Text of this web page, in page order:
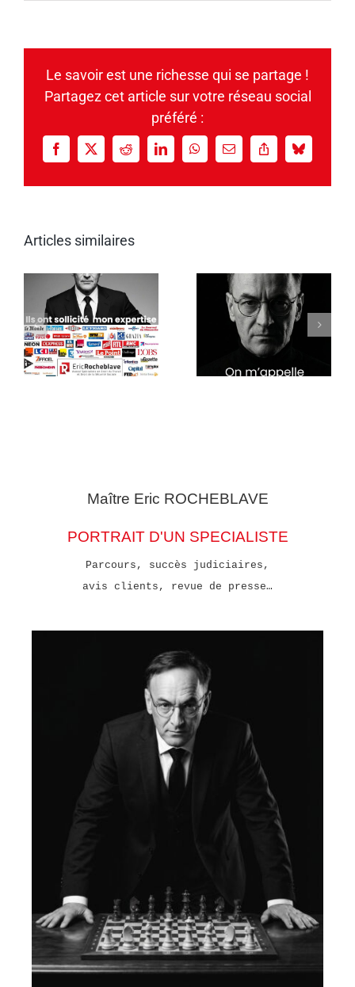
Le savoir est une richesse qui se partage !
Partagez cet article sur votre réseau social
préféré :
Facebook
X RedditLinkedInWhatsApp
Email
Copy
Bluesky
Articles similaires
Maître Eric ROCHEBLAVE
PORTRAIT D'UN SPECIALISTE
Parcours, succès judiciaires,
avis clients, revue de presse…